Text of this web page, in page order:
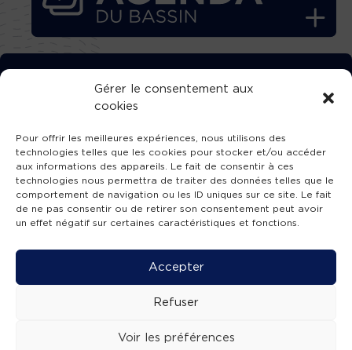
Gérer le consentement aux
cookies
Pour offrir les meilleures expériences, nous utilisons des
technologies telles que les cookies pour stocker et/ou accéder
aux informations des appareils. Le fait de consentir à ces
technologies nous permettra de traiter des données telles que le
comportement de navigation ou les ID uniques sur ce site. Le fait
de ne pas consentir ou de retirer son consentement peut avoir
un effet négatif sur certaines caractéristiques et fonctions.
Accepter
Refuser
Voir les préférences
TÉLÉCHARGEZ GRATUITEMENT
L’APPLICATION TVBA !
SUIVEZ-NOUS !
Mentions légales -Accessibilité